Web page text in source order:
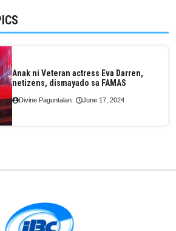
Anak ni Veteran actress Eva Darren,
netizens, dismayado sa FAMAS
Divine Paguntalan June 17, 2024